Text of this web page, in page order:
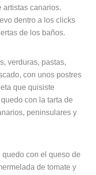
artistas canarios.
dentro a los clicks
de los baños.
verduras, pastas,
con unos postres
que quisiste
con la tarta de
peninsulares y
con el queso de
de tomate y